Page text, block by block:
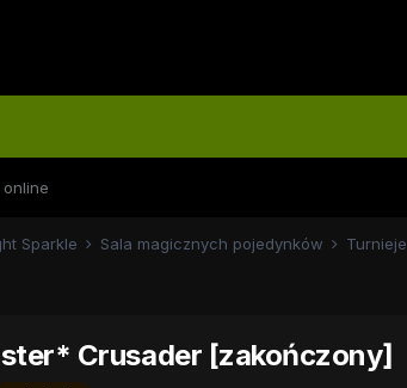
Sparkle Sala magicznych pojedynków Turnieje
Crusader [zakończony]